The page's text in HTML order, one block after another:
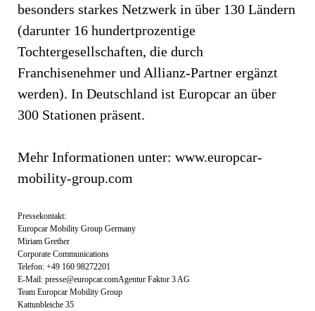
besonders starkes Netzwerk in über 130 Ländern
(darunter 16 hundertprozentige
Tochtergesellschaften, die durch
Franchisenehmer und Allianz-Partner ergänzt
werden). In Deutschland ist Europcar an über
300 Stationen präsent.
Mehr Informationen unter: www.europcar-
mobility-group.com
Pressekontakt:
Europcar Mobility Group Germany
Miriam Grether
Corporate Communications
Telefon: +49 160 98272201
E-Mail: presse@europcar.comAgentur Faktor 3 AG
Team Europcar Mobility Group
Kattunbleiche 35